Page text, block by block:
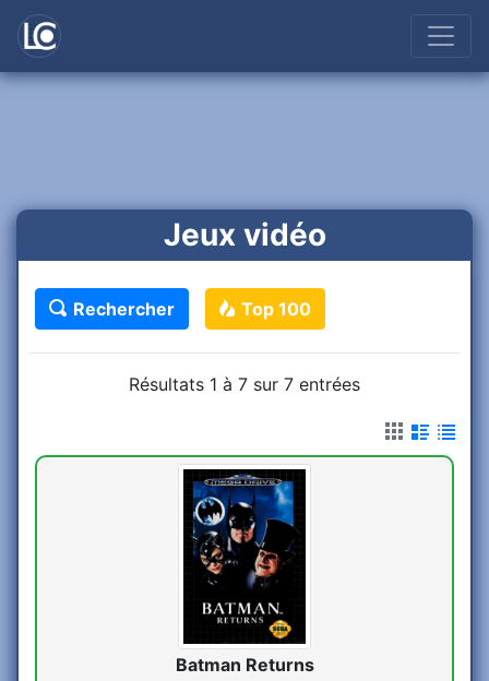
Jeux vidéo
Rechercher Top 100
Résultats 1 à 7 sur 7 entrées
Batman Returns